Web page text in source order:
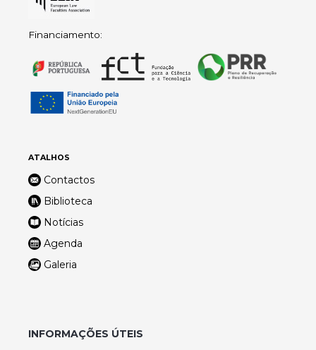
Financiamento:
ATALHOS
Contactos
Biblioteca
Notícias
Agenda
Galeria
INFORMAÇÕES ÚTEIS